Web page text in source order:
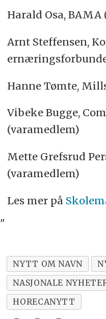
Harald Osa,
Arnt Steffensen,
Hanne Tømte,
Vibeke Bugge,
(varamedlem)
Mette Grefsrud
(varamedlem)
Les mer på
"
NYTT OM NAVN
NASJONALE
HORECANYTT